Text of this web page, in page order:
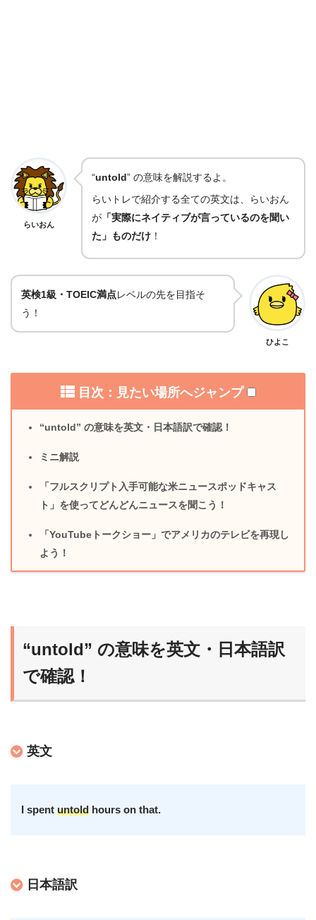
らいおん
“untold” の意味を解説するよ。
らいトレで紹介する全ての英文は、らいおん
が 「実際にネイティブが言っているのを聞い
た」ものだけ ！
英検1級・TOEIC満点レベルの先を目指そ
う！
ひよこ
目次：見たい場所へジャンプ
“untold” の意味を英文・日本語訳で確認！
ミニ解説
「フルスクリプト入手可能な米ニュースポッドキャス
ト」を使ってどんどんニュースを聞こう！
「YouTubeトークショー」でアメリカのテレビを再現し
よう！
“untold” の意味を英文・日本語訳
で確認！
英文
I spentuntold hours on that.
日本語訳